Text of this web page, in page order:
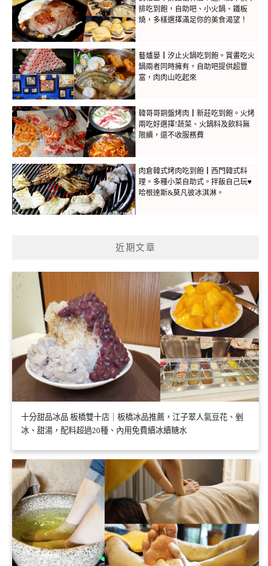
排吃到飽，自助吧、小火鍋、鐵板
燒，多樣選擇滿足你的美食渴望！
藝爐晏┃汐止火鍋吃到飽。賞畫吃火
鍋兩者同時擁有，自助吧提供超豐
富，肉肉山吃起來
韓哥哥銅盤烤肉┃新莊吃到飽。火烤
兩吃好選擇!蔬菜、火鍋料及飲料無
限續，還不收服務費
肉倉韓式烤肉吃到飽┃西門韓式料
理。多種小菜自助式。拌飯自己玩♥
哈根達斯&莫凡彼冰淇淋。
近期文章
十分甜品冰品 板橋雙十店｜板橋冰品推薦，江子翠人氣豆花、剉
冰、甜湯，配料超過20種、內用免費續冰續糖水